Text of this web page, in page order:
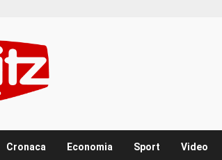
Cronaca Economia Sport Video